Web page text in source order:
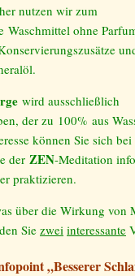
nutzen wir zum
Waschmittel ohne
wird ausschließlich
der zu 100% aus
können Sie sich
der ZEN-Meditation
praktizieren.
über die Wirkung von
Sie zwei interessante
„Besserer